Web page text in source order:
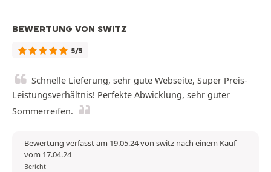
BEWERTUNG VON SWITZ
5/5
Schnelle Lieferung, sehr gute Webseite, Super Preis-
Leistungsverhältnis! Perfekte Abwicklung, sehr guter
Sommerreifen.
Bewertung verfasst am 19.05.24 von switz nach einem Kauf
vom 17.04.24
Bericht